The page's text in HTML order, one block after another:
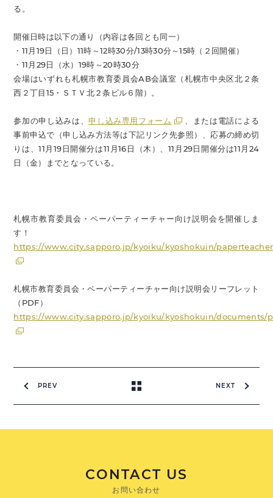
る。
開催日時は以下の通り（内容は各回とも同一）
・11月19日（日）11時～12時30分/13時30分～15時（２回開催）
・11月29日（水）19時～20時30分
会場はいずれも札幌市教育委員会AB会議室（札幌市中央区北２条
西２丁目15・ＳＴＶ北２条ビル６階）。
参加の申し込みは、申し込み専用フォーム
、または電話による
事前申込で（申し込み方法等は下記リンク先参照）、応募の締め切
りは、11月19日開催分は11月16日（木）、11月29日開催分は11月24
日（金）までとなっている。
札幌市教育委員会・ペーパーティーチャー向け説明会を開催しま
す！
https://www.city.sapporo.jp/kyoiku/kyoshokuin/
札幌市教育委員会・ペーパーティーチャー向け説明会リーフレット
（PDF）
https://www.city.sapporo.jp/kyoiku/kyoshokuin/documents/
PREV NEXT
CONTACT US
お問い合わせ